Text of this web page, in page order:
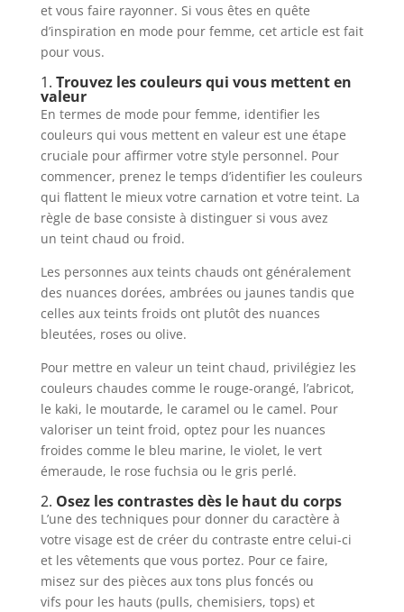
et vous faire rayonner. Si vous êtes en quête
d’inspiration en mode pour femme, cet article est fait
pour vous.
1. Trouvez les couleurs qui vous mettent en
valeur
En termes de mode pour femme, identifier les
couleurs qui vous mettent en valeur est une étape
cruciale pour affirmer votre style personnel. Pour
commencer, prenez le temps d’identifier les couleurs
qui flattent le mieux votre carnation et votre teint. La
règle de base consiste à distinguer si vous avez
un teint chaud ou froid.
Les personnes aux teints chauds ont généralement
des nuances dorées, ambrées ou jaunes tandis que
celles aux teints froids ont plutôt des nuances
bleutées, roses ou olive.
Pour mettre en valeur un teint chaud, privilégiez les
couleurs chaudes comme le rouge-orangé, l’abricot,
le kaki, le moutarde, le caramel ou le camel. Pour
valoriser un teint froid, optez pour les nuances
froides comme le bleu marine, le violet, le vert
émeraude, le rose fuchsia ou le gris perlé.
2. Osez les contrastes dès le haut du corps
L’une des techniques pour donner du caractère à
votre visage est de créer du contraste entre celui-ci
et les vêtements que vous portez. Pour ce faire,
misez sur des pièces aux tons plus foncés ou
vifs pour les hauts (pulls, chemisiers, tops) et